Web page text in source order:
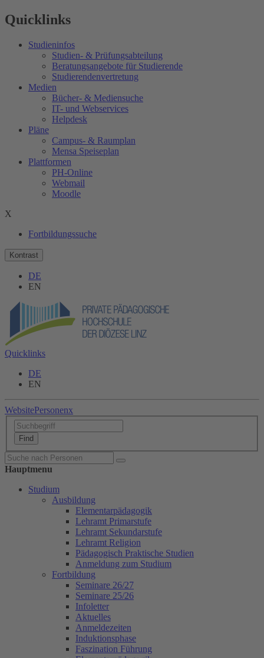
Quicklinks
Studieninfos
Studien- & Prüfungsabteilung
Beratungsangebote für Studierende
Studierendenvertretung
Medien
Bücher- & Mediensuche
IT- und Webservices
Helpdesk
Pläne
Campus- & Raumplan
Mensa Speiseplan
Plattformen
PH-Online
Webmail
Moodle
X
Fortbildungssuche
Kontrast
DE
EN
Quicklinks
DE
EN
WebsitePersonenx
Hauptmenu
Studium
Ausbildung
Elementarpädagogik
Lehramt Primarstufe
Lehramt Sekundarstufe
Lehramt Religion
Pädagogisch Praktische Studien
Anmeldung zum Studium
Fortbildung
Seminare 26/27
Seminare 25/26
Infoletter
Aktuelles
Anmeldezeiten
Induktionsphase
Faszination Führung